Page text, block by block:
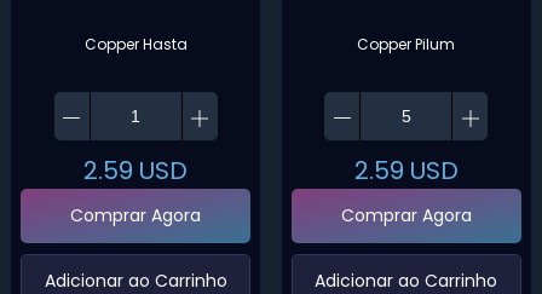
Copper Hasta
2.59 USD
Comprar Agora
‌Adicionar ao Carrinho‌
Copper Pilum
2.59 USD
Comprar Agora
‌Adicionar ao Carrinho‌